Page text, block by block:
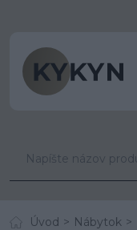
Úvod Nábytok